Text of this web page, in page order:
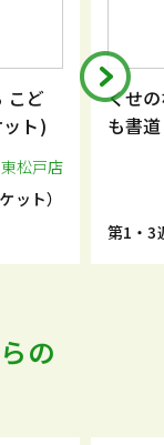
こど
ト)
東松戸店
ット）
くせ
も書
第1・3
の